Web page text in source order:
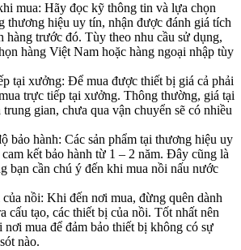
mua: Hãy đọc kỹ thông tin và lựa chọn
thương hiệu uy tín, nhận được đánh giá tích
hàng trước đó. Tùy theo nhu cầu sử dụng,
hàng Việt Nam hoặc hàng ngoại nhập tùy
tại xưởng: Để mua được thiết bị giá cả phải
trực tiếp tại xưởng. Thông thường, giá tại
gian, chưa qua vận chuyển sẽ có nhiều
bảo hành: Các sản phẩm tại thương hiệu uy
kết bảo hành từ 1 – 2 năm. Đây cũng là
bạn cần chú ý đến khi mua nồi nấu nước
nồi: Khi đến nơi mua, đừng quên dành
cấu tạo, các thiết bị của nồi. Tốt nhất nên
nơi mua để đảm bảo thiết bị không có sự
nào.